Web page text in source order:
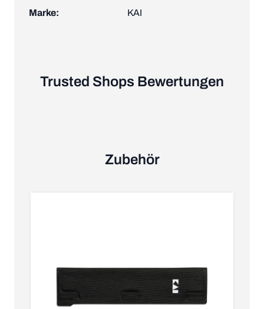
Marke: KAI
Trusted Shops Bewertungen
Zubehör